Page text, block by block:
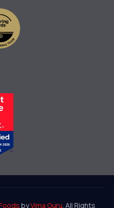
byVima Guru . All Rights